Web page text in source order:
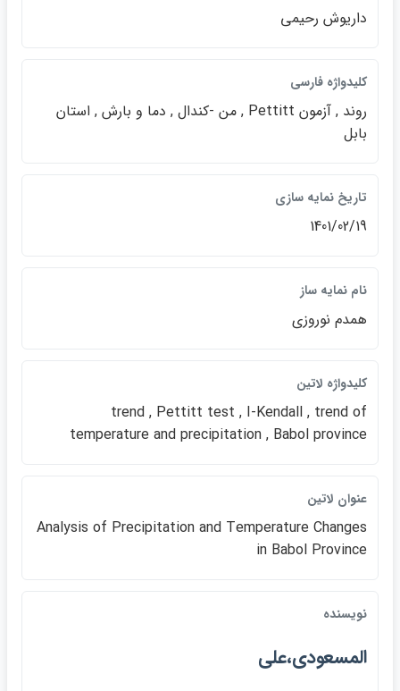
داريوش رحيمي
كليدواژه فارسي
روند , آزمون Pettitt , من -كندال , دما و بارش , استان
بابل
تاريخ نمايه سازي
1401/02/19
نام نمايه ساز
همدم نوروزي
كليدواژه لاتين
trend , Pettitt test , I-Kendall , trend of
temperature and precipitation , Babol province
عنوان لاتين
Analysis of Precipitation and Temperature Changes
in Babol Province
نويسنده
المسعودي،علي